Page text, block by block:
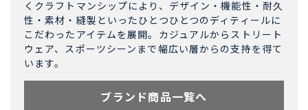
くクラフトマンシップにより、デザイン・機能性・耐久
性・素材・縫製といったひとつひとつのディティールに
こだわったアイテムを展開。カジュアルからストリート
ウェア、スポーツシーンまで幅広い層からの支持を得て
います。
ブランド商品一覧へ